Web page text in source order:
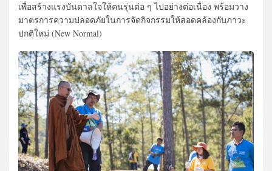
เพื่อสร้างแรงบันดาลใจให้คนรุ่นต่อ ๆ ไปอย่างต่อเนื่อง พร้อมวาง
มาตรการความปลอดภัยในการจัดกิจกรรมให้สอดคล้องกับภาวะ
ปกติใหม่ (New Normal)